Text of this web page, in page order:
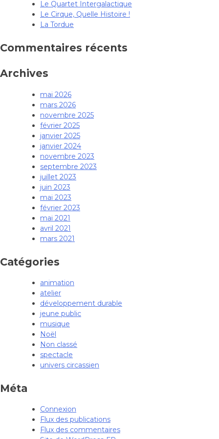
Le Quartet Intergalactique
Le Cirque, Quelle Histoire !
La Tordue
Commentaires récents
Archives
mai 2026
mars 2026
novembre 2025
février 2025
janvier 2025
janvier 2024
novembre 2023
septembre 2023
juillet 2023
juin 2023
mai 2023
février 2023
mai 2021
avril 2021
mars 2021
Catégories
animation
atelier
développement durable
jeune public
musique
Noël
Non classé
spectacle
univers circassien
Méta
Connexion
Flux des publications
Flux des commentaires